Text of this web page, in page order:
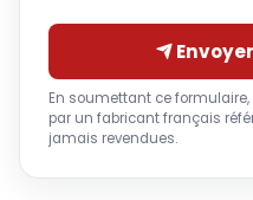
En soumettant ce
par un fabricant français
jamais revendues.